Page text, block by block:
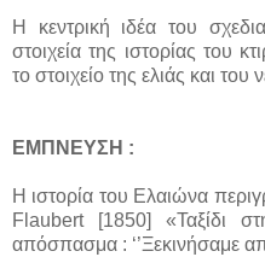
Η κεντρική ιδέα του
στοιχεία της ιστορίας του
το στοιχείο της ελιάς και του
ΕΜΠΝΕΥΣΗ :
Η ιστορία του Ελαιώνα
Flaubert [1850] «Ταξίδι
απόσπασμα : ‘’Ξεκινήσαμε